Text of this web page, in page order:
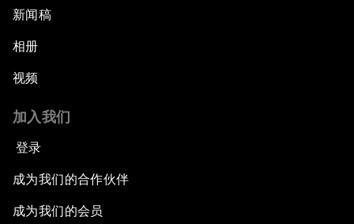
新闻稿
相册
视频
加入我们
登录
成为我们的合作伙伴
成为我们的会员